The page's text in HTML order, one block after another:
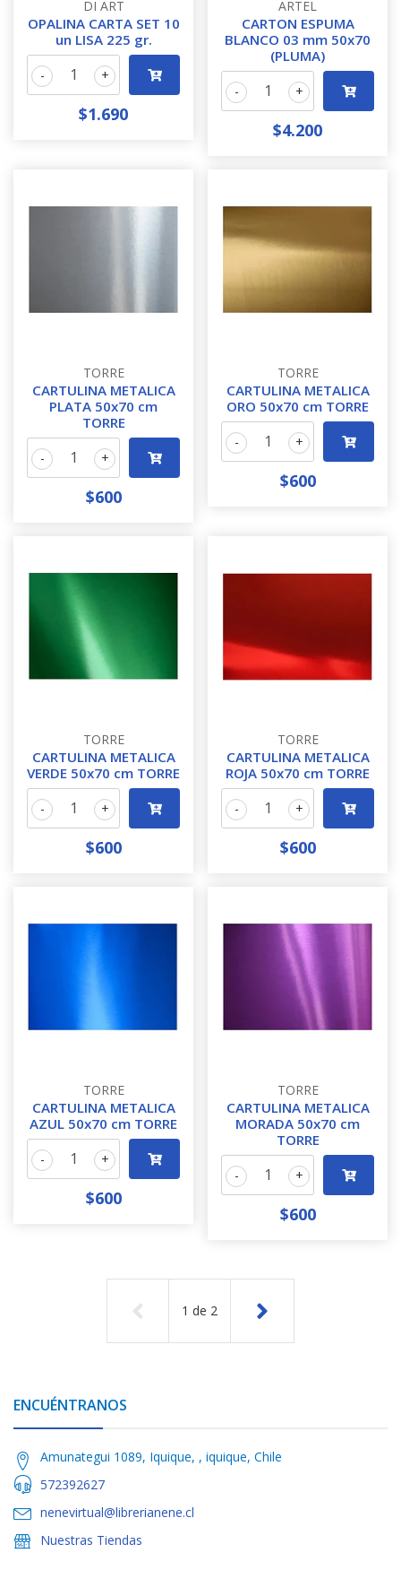
DI ART
OPALINA CARTA SET 10
un LISA 225 gr.
+
-
$1.690
ARTEL
CARTON ESPUMA
BLANCO 03 mm 50x70
(PLUMA)
+
-
$4.200
TORRE
CARTULINA METALICA
PLATA 50x70 cm
TORRE
+
-
$600
TORRE
CARTULINA METALICA
ORO 50x70 cm TORRE
+
-
$600
TORRE
CARTULINA METALICA
VERDE 50x70 cm TORRE
+
-
$600
TORRE
CARTULINA METALICA
ROJA 50x70 cm TORRE
+
-
$600
TORRE
CARTULINA METALICA
AZUL 50x70 cm TORRE
+
-
$600
TORRE
CARTULINA METALICA
MORADA 50x70 cm
TORRE
+
-
$600
1 de 2
ENCUÉNTRANOS
Amunategui 1089, Iquique, , iquique, Chile
572392627
nenevirtual@librerianene.cl
Nuestras Tiendas